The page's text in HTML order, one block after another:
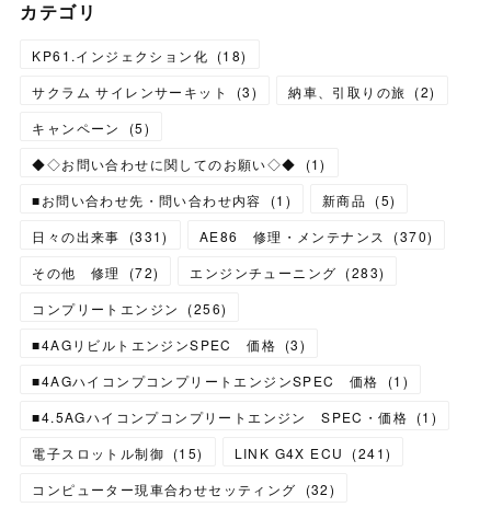
カテゴリ
KP61.インジェクション化 (18)
サクラム サイレンサーキット
(3) 納車、引取りの旅 (2)
キャンペーン
(5)
◆◇お問い合わせに関してのお願い◇◆
(1)
■お問い合わせ先・問い合わせ内容
(1 ) 新商品 (5)
日々の出来事
(331) AE86 修理・メンテナンス (370)
その他 修理
(72) エンジンチューニング (283)
コンプリートエンジン
(256)
■4AGリビルトエンジンSPEC 価格 (3)
■4AGハイコンプコンプリートエンジンSPEC 価格
(1 )
■4.5AGハイコンプコンプリートエンジン SPEC・価格 (1 )
電子スロットル制御 (15) LINK G4X ECU (241)
コンピューター現車合わせセッティング
(32)